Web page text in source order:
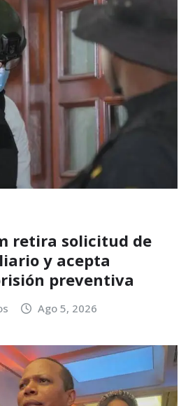
retira solicitud de
y acepta
preventiva
Ago 5, 2026